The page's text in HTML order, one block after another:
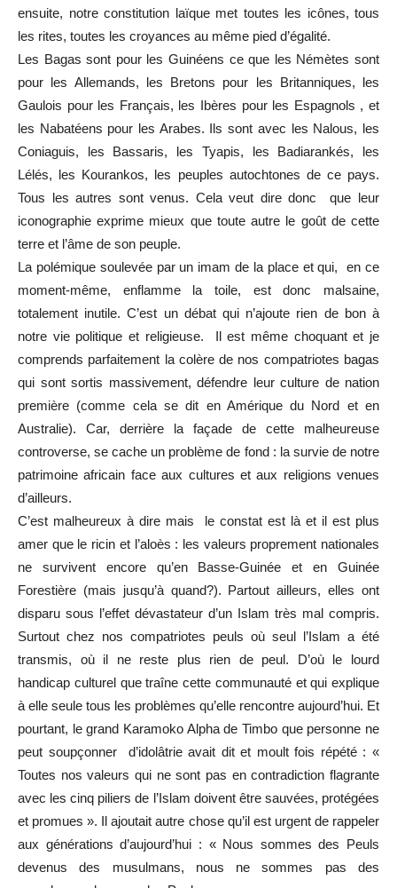
ensuite, notre constitution laïque met toutes les icônes, tous
les rites, toutes les croyances au même pied d’égalité.
Les Bagas sont pour les Guinéens ce que les Némètes sont
pour les Allemands, les Bretons pour les Britanniques, les
Gaulois pour les Français, les Ibères pour les Espagnols , et
les Nabatéens pour les Arabes. Ils sont avec les Nalous, les
Coniaguis, les Bassaris, les Tyapis, les Badiarankés, les
Lélés, les Kourankos, les peuples autochtones de ce pays.
Tous les autres sont venus. Cela veut dire donc que leur
iconographie exprime mieux que toute autre le goût de cette
terre et l’âme de son peuple.
La polémique soulevée par un imam de la place et qui, en ce
moment-même, enflamme la toile, est donc malsaine,
totalement inutile. C’est un débat qui n’ajoute rien de bon à
notre vie politique et religieuse. Il est même choquant et je
comprends parfaitement la colère de nos compatriotes bagas
qui sont sortis massivement, défendre leur culture de nation
première (comme cela se dit en Amérique du Nord et en
Australie). Car, derrière la façade de cette malheureuse
controverse, se cache un problème de fond : la survie de notre
patrimoine africain face aux cultures et aux religions venues
d’ailleurs.
C’est malheureux à dire mais le constat est là et il est plus
amer que le ricin et l’aloès : les valeurs proprement nationales
ne survivent encore qu’en Basse-Guinée et en Guinée
Forestière (mais jusqu’à quand?). Partout ailleurs, elles ont
disparu sous l’effet dévastateur d’un Islam très mal compris.
Surtout chez nos compatriotes peuls où seul l’Islam a été
transmis, où il ne reste plus rien de peul. D’où le lourd
handicap culturel que traîne cette communauté et qui explique
à elle seule tous les problèmes qu’elle rencontre aujourd’hui. Et
pourtant, le grand Karamoko Alpha de Timbo que personne ne
peut soupçonner d’idolâtrie avait dit et moult fois répété : «
Toutes nos valeurs qui ne sont pas en contradiction flagrante
avec les cinq piliers de l’Islam doivent être sauvées, protégées
et promues ». Il ajoutait autre chose qu’il est urgent de rappeler
aux générations d’aujourd’hui : « Nous sommes des Peuls
devenus des musulmans, nous ne sommes pas des